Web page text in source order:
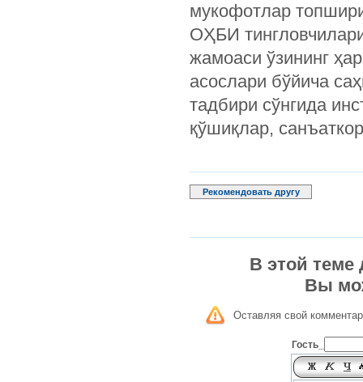
мукофотлар
ОҲБИ
жамоаси ўзининг
асослари бўйича
тадбири сўнгида
қўшиқлар,
Рекомендовать другу
В этой теме
Вы
Оставляя свой
Гость_